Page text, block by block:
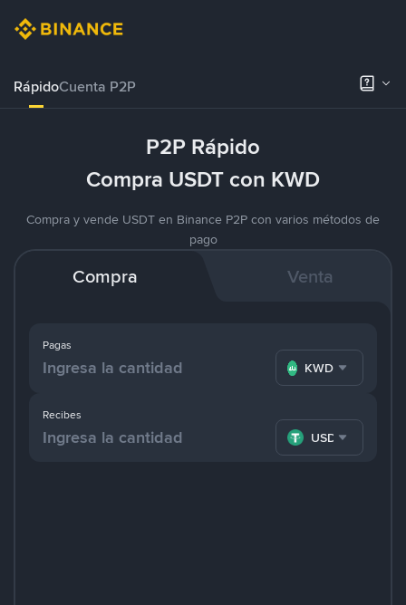
RápidoCuenta P2P
P2P Rápido
Compra USDT con KWD
Compra y vende USDT en Binance P2P con varios métodos de
pago
Compra Venta
Pagas
KWD
Recibes
USDT